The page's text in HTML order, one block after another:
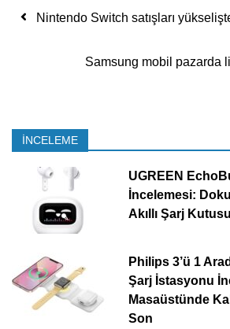
Yazı dolaşımı
Nintendo Switch satışları
Samsung mobil pazarda
İNCELEME
UGREEN
İncelemesi:
Akıllı Şarj Kutusu
Philips 3’ü 1
Şarj İstasyonu
Masaüstünde
Son